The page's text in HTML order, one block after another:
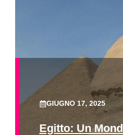
GIUGNO 17, 2025
Egitto: Un